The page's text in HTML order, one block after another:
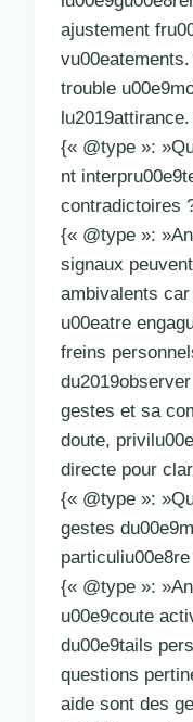
ajustement
trouble
{« @type »:
nt
contradictoires
{« @type »:
signaux
ambivalents
u00eatre
freins
gestes et sa
doute,
directe pour
{« @type »:
gestes
{« @type »:
u00e9coute
du00e9tails
questions
aide sont des